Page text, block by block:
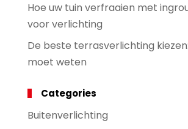
Hoe uw tuin verfraaien met
voor verlichting
De beste terrasverlichting
moet weten
Categories
Buitenverlichting